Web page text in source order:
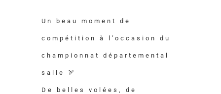
Un beau moment de
compétition à l’occasion du
championnat départemental
salle 🏹
De belles volées, de